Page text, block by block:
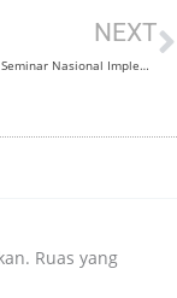
NEXT
STAI Raya Gelar Seminar Nasional Implementasi MoU dengan BSI
Ruas yang